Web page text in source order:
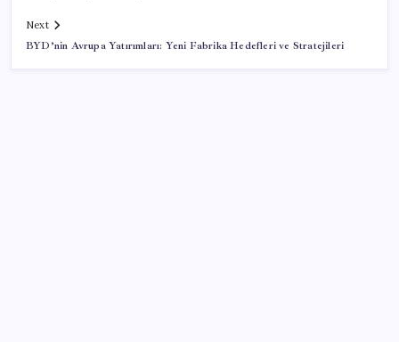
Next
BYD’nin Avrupa Yatırımları: Yeni Fabrika Hedefleri ve Stratejileri